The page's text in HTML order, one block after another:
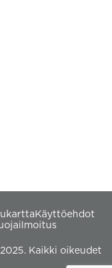
Käyttöehdot
Kaikki oikeudet